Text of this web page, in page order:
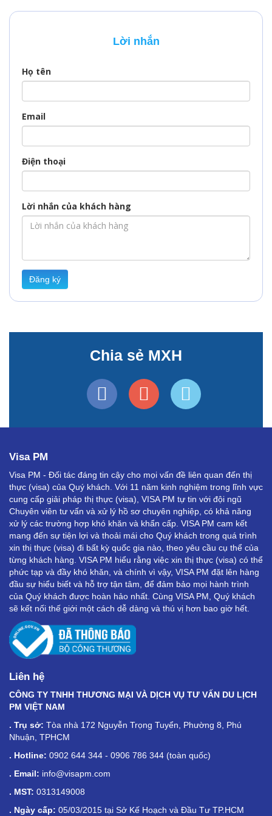
Lời nhắn
Họ tên
Email
Điện thoại
Lời nhắn của khách hàng
Đăng ký
Chia sẻ MXH
Visa PM
Visa PM - Đối tác đáng tin cậy cho mọi vấn đề liên quan đến thị
thực (visa) của Quý khách. Với 11 năm kinh nghiệm trong lĩnh vực
cung cấp giải pháp thị thực (visa), VISA PM tự tin với đội ngũ
Chuyên viên tư vấn và xử lý hồ sơ chuyên nghiệp, có khả năng
xử lý các trường hợp khó khăn và khẩn cấp. VISA PM cam kết
mang đến sự tiện lợi và thoải mái cho Quý khách trong quá trình
xin thị thực (visa) đi bất kỳ quốc gia nào, theo yêu cầu cụ thể của
từng khách hàng. VISA PM hiểu rằng việc xin thị thực (visa) có thể
phức tạp và đầy khó khăn, và chính vì vậy, VISA PM đặt lên hàng
đầu sự hiểu biết và hỗ trợ tận tâm, để đảm bảo mọi hành trình
của Quý khách được hoàn hảo nhất. Cùng VISA PM, Quý khách
sẽ kết nối thế giới một cách dễ dàng và thú vị hơn bao giờ hết.
Liên hệ
CÔNG TY TNHH THƯƠNG MẠI VÀ DỊCH VỤ TƯ VẤN DU LỊCH
PM VIỆT NAM
. Trụ sở: Tòa nhà 172 Nguyễn Trọng Tuyển, Phường 8, Phú
Nhuận, TPHCM
. Hotline: 0902 644 344 - 0906 786 344 (toàn quốc)
. Email: info@visapm.com
. MST: 0313149008
. Ngày cấp: 05/03/2015 tại Sở Kế Hoạch và Đầu Tư TP.HCM